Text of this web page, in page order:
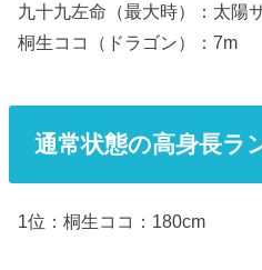
九十九左命（最大時）：太陽
桐生ココ（ドラゴン）：7m
通常状態の高身長ラ
1位：桐生ココ：180cm